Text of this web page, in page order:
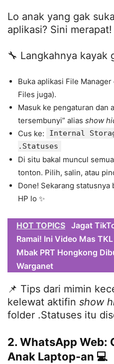
Lo anak yang gak
aplikasi? Sini merapat!
🔧 Langkahnya kayak
Buka aplikasi File
Files juga).
Masuk ke pengaturan dan
tersembunyi” alias show
Cus ke:
Internal
.Statuses
Di situ bakal muncul
tonton. Pilih, salin, atau
Done! Sekarang
HP lo ✨
HOT TOPICS Jagat
Ramai! Ini Video Mas
Mbak PRT Hongkong
Warganet
📌 Tips dari mimin
kelewat aktifin show
folder .Statuses itu
2. WhatsApp Web:
Anak Laptop-an 💻